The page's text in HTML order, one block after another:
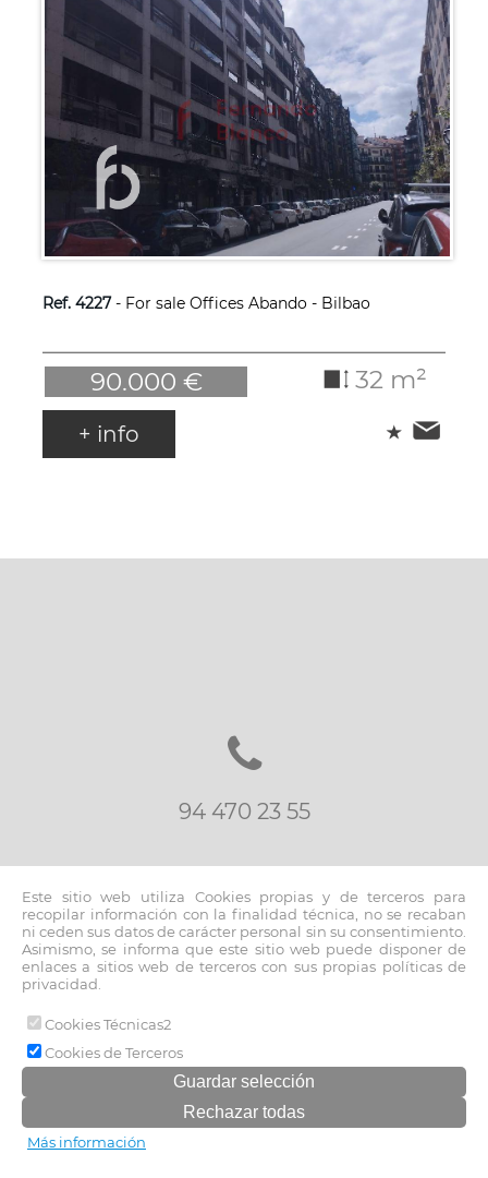
Ref. 4227- For sale Offices Abando - Bilbao
90.000 € 32 m²
+ info
94 470 23 55
inmo@fernandoblancoapi.com
© 2026 www.fernandoblancoapi.com |
Aviso legal y política de privacidad|
Política de cookies
Este sitio web utiliza Cookies propias y de terceros para
recopilar información con la finalidad técnica, no se recaban
ni ceden sus datos de carácter personal sin su consentimiento.
Asimismo, se informa que este sitio web puede disponer de
enlaces a sitios web de terceros con sus propias políticas de
privacidad.
Cookies Técnicas2
Cookies de Terceros
Más información